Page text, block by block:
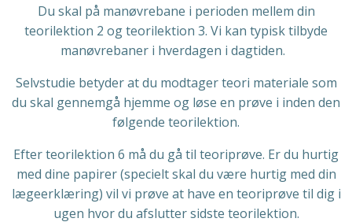
Du skal på manøvrebane i perioden mellem din
teorilektion 2 og teorilektion 3. Vi kan typisk tilbyde
manøvrebaner i hverdagen i dagtiden.
Selvstudie betyder at du modtager teori materiale som
du skal gennemgå hjemme og løse en prøve i inden den
følgende teorilektion.
Efter teorilektion 6 må du gå til teoriprøve. Er du hurtig
med dine papirer (specielt skal du være hurtig med din
lægeerklæring) vil vi prøve at have en teoriprøve til dig i
ugen hvor du afslutter sidste teorilektion.